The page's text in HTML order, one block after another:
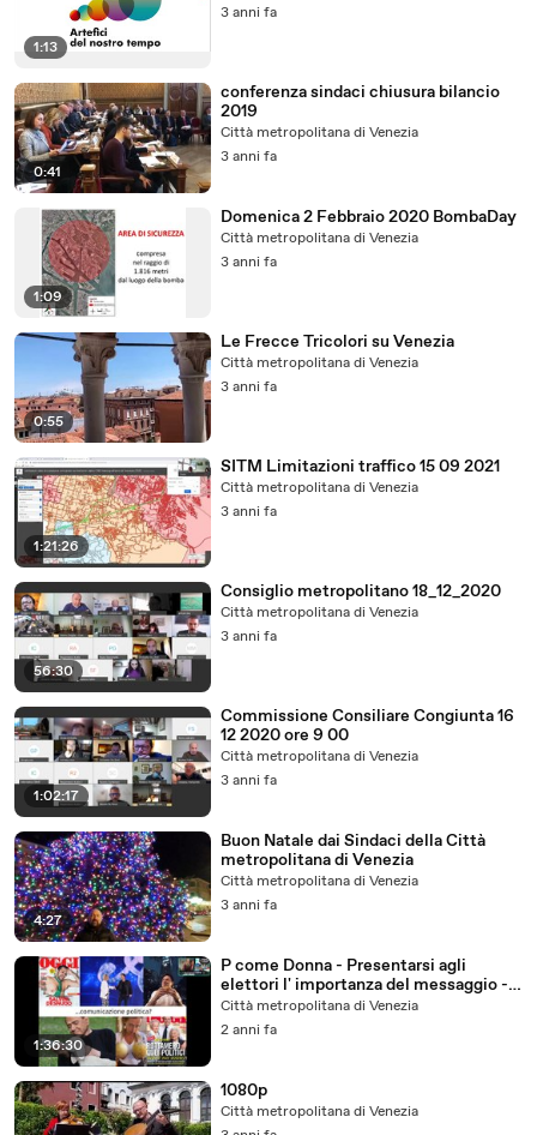
1:13
3 anni fa
0:41
conferenza sindaci chiusura bilancio
2019
Città metropolitana di Venezia
3 anni fa
1:09
Domenica 2 Febbraio 2020 BombaDay
Città metropolitana di Venezia
3 anni fa
0:55
Le Frecce Tricolori su Venezia
Città metropolitana di Venezia
3 anni fa
1:21:26
SITM Limitazioni traffico 15 09 2021
Città metropolitana di Venezia
3 anni fa
56:30
Consiglio metropolitano 18_12_2020
Città metropolitana di Venezia
3 anni fa
1:02:17
Commissione Consiliare Congiunta 16
12 2020 ore 9 00
Città metropolitana di Venezia
3 anni fa
4:27
Buon Natale dai Sindaci della Città
metropolitana di Venezia
Città metropolitana di Venezia
3 anni fa
1:36:30
P come Donna - Presentarsi agli
elettori l' importanza del messaggio -
2024/03/07
Città metropolitana di Venezia
2 anni fa
1080p
Città metropolitana di Venezia